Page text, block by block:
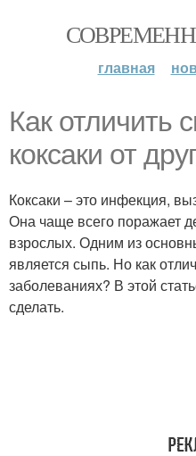
главная
Как отличить
коксаки от
Коксаки – это инфекция,
Она чаще всего поражает
взрослых. Одним из
является сыпь. Но как
заболеваниях? В этой
сделать.